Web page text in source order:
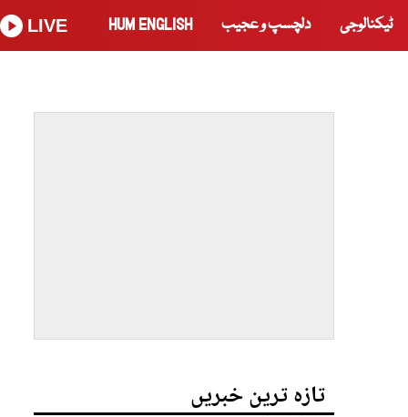
ٹیکنالوجی دلچسپ و عجیب HUM ENGLISH
LIVE
تازہ ترین خبریں